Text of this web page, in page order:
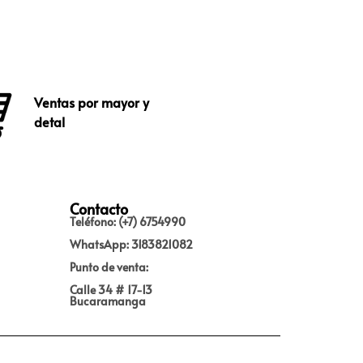
Ventas por mayor y
detal
Contacto
Teléfono: (+7) 6754990
WhatsApp: 3183821082
Punto de venta:
Calle 34 # 17-13
Bucaramanga